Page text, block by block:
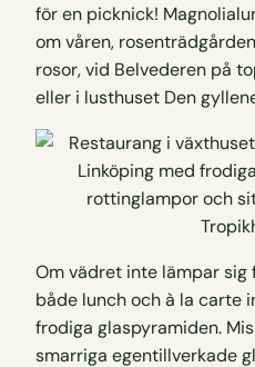
för en picknick!
om våren,
rosor, vid Belvederen på
eller i lusthuset Den
Om vädret inte lämpar sig
både lunch och à la carte
frodiga glaspyramiden.
smarriga egentillverkade